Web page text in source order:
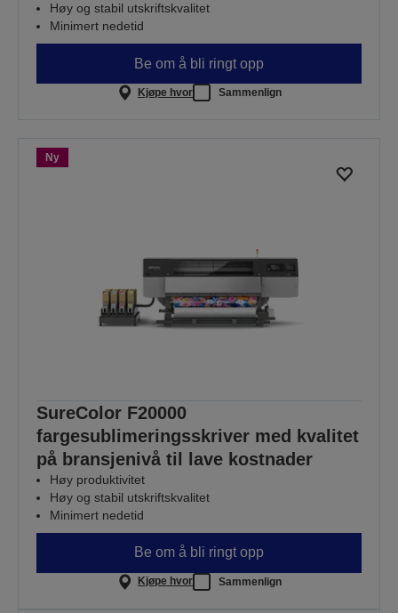
Høy og stabil utskriftskvalitet
Minimert nedetid
Be om å bli ringt opp
Kjøpe hvor Sammenlign
Ny
SureColor F20000
fargesublimeringsskriver med kvalitet
på bransjenivå til lave kostnader
Høy produktivitet
Høy og stabil utskriftskvalitet
Minimert nedetid
Be om å bli ringt opp
Kjøpe hvor Sammenlign